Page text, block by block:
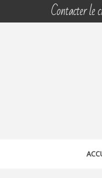
Contacter le